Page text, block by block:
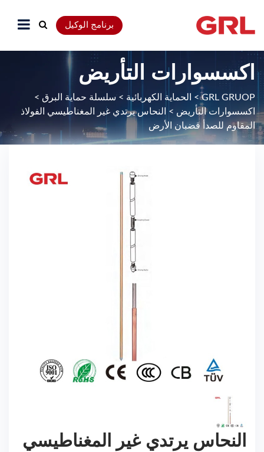
برنامج الوكيل
اكسسوارات التأريض
GRL GRUOP
> الحماية الكهربائية > سلسلة حماية البرق >
اكسسوارات التأريض >
النحاس يرتدي غير المغناطيسي الفولاذ
المقاوم للصدأ قضبان الأرض
النحاس يرتدي غير المغناطيسي